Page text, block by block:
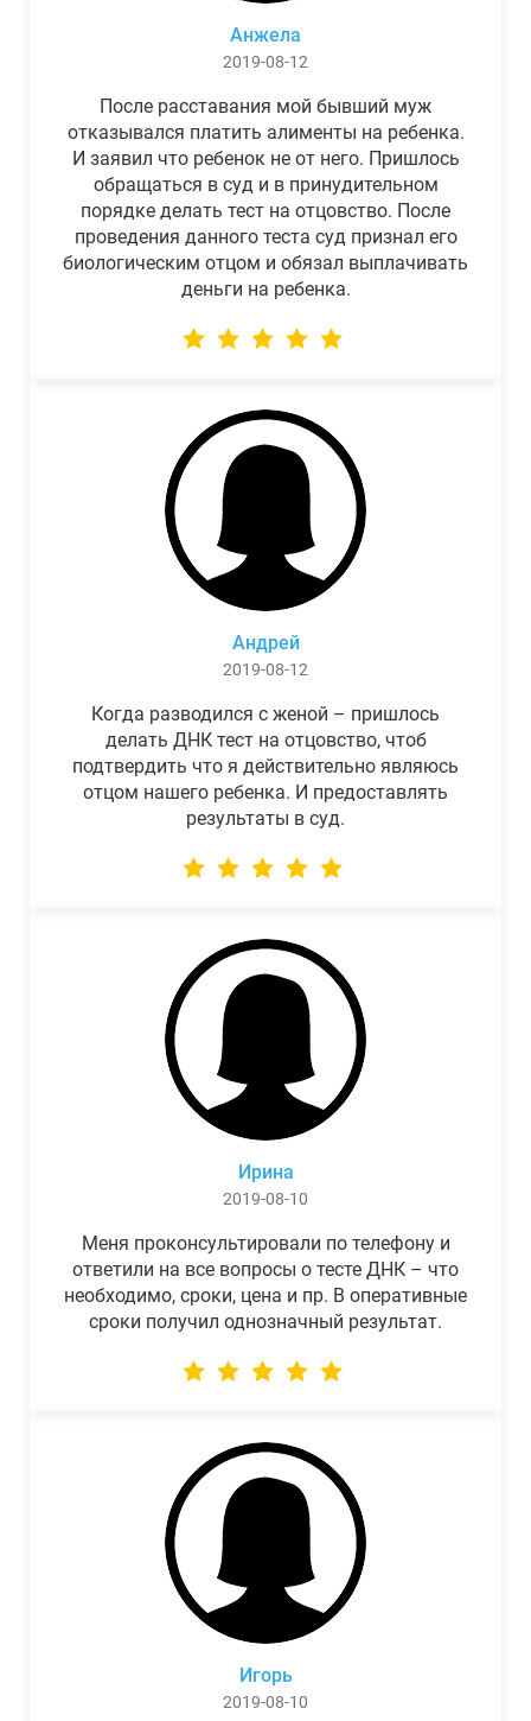
Анжела
2019-08-12
После расставания мой бывший муж
отказывался платить алименты на ребенка.
И заявил что ребенок не от него. Пришлось
обращаться в суд и в принудительном
порядке делать тест на отцовство. После
проведения данного теста суд признал его
биологическим отцом и обязал выплачивать
деньги на ребенка.
Андрей
2019-08-12
Когда разводился с женой – пришлось
делать ДНК тест на отцовство, чтоб
подтвердить что я действительно являюсь
отцом нашего ребенка. И предоставлять
результаты в суд.
Ирина
2019-08-10
Меня проконсультировали по телефону и
ответили на все вопросы о тесте ДНК – что
необходимо, сроки, цена и пр. В оперативные
сроки получил однозначный результат.
Игорь
2019-08-10